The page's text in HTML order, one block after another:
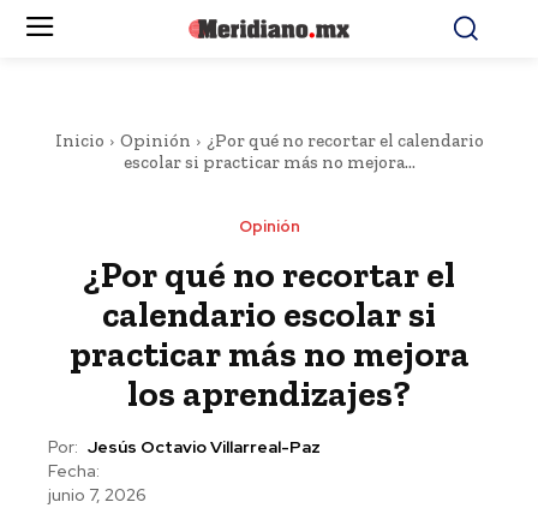
Inicio Opinión
¿Por qué no recortar el calendario
escolar si practicar más no mejora...
Opinión
¿Por qué no recortar el
calendario escolar si
practicar más no mejora
los aprendizajes?
Por: Jesús Octavio Villarreal-Paz
Fecha:
junio 7, 2026